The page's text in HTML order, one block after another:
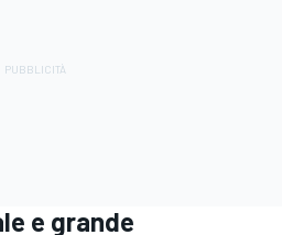
e grande